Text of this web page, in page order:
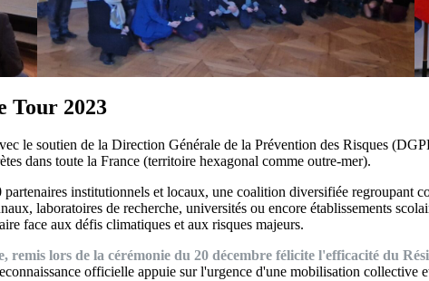
Tour 2023
le soutien de la Direction Générale de la Prévention des Risques
dans toute la France (territoire hexagonal comme outre-mer).
institutionnels et locaux, une coalition diversifiée regroupant
laboratoires de recherche, universités ou encore établissements
face aux défis climatiques et aux risques majeurs.
lors de la cérémonie du 20 décembre félicite l'efficacité du
officielle appuie sur l'urgence d'une mobilisation collective